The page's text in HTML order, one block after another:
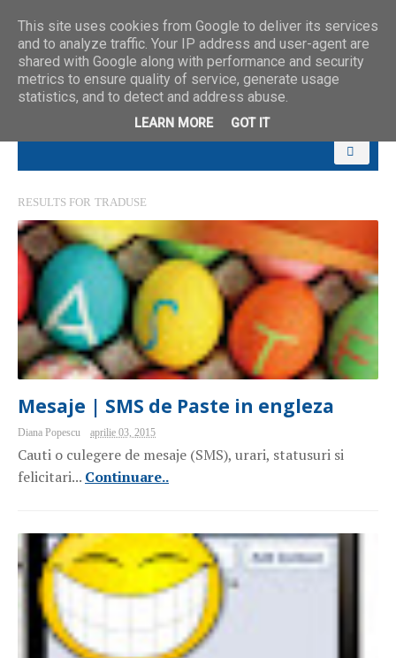
RESULTS FOR TRADUSE
Mesaje | SMS de Paste in engleza
Diana Popescu aprilie 03, 2015
Cauti o culegere de mesaje (SMS), urari, statusuri si
felicitari... Continuare..
This site uses cookies from Google to deliver its services
and to analyze traffic. Your IP address and user-agent are
shared with Google along with performance and security
metrics to ensure quality of service, generate usage
statistics, and to detect and address abuse.
LEARN MORE GOT IT